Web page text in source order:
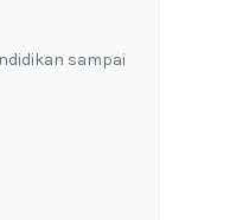
sampai